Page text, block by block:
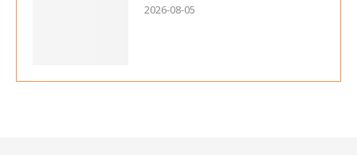
2026-08-05